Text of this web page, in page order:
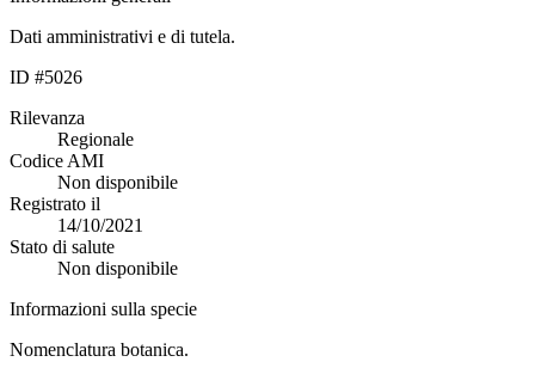
Dati amministrativi e di tutela.
ID #5026
Rilevanza
Regionale
Codice AMI
Non disponibile
Registrato il
14/10/2021
Stato di salute
Non disponibile
Informazioni sulla specie
Nomenclatura botanica.